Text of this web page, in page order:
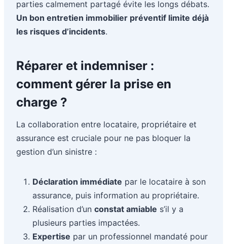
parties calmement partagé évite les longs débats.
Un bon entretien immobilier préventif limite déjà
les risques d’incidents.
Réparer et indemniser :
comment gérer la prise en
charge ?
La collaboration entre locataire, propriétaire et
assurance est cruciale pour ne pas bloquer la
gestion d’un sinistre :
Déclaration immédiate par le locataire à son
assurance, puis information au propriétaire.
Réalisation d’un constat amiable s’il y a
plusieurs parties impactées.
Expertise par un professionnel mandaté pour